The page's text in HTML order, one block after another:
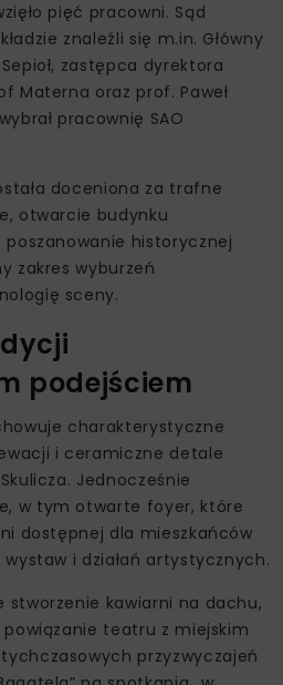
pięć pracowni. Sąd
znaleźli się m.in. Główny
zastępca dyrektora
Materna oraz prof. Paweł
pracownię SAO
doceniona za trafne
otwarcie budynku
historycznej
zakres wyburzeń
sceny.
podejściem
charakterystyczne
i ceramiczne detale
Jednocześnie
w tym otwarte foyer, które
dostępnej dla mieszkańców
i działań artystycznych.
stworzenie kawiarni na dachu,
powiązanie teatru z miejskim
przyzwyczajeń